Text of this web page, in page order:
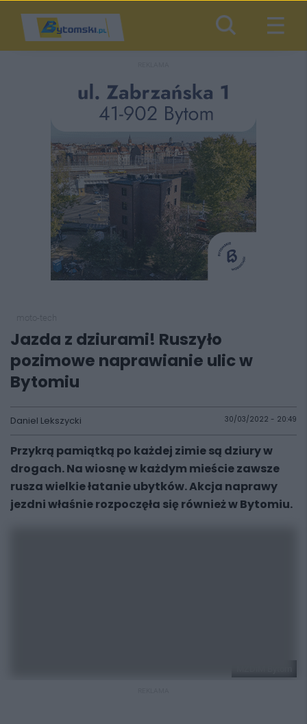
Jazda z dziurami! Ruszyło
pozimowe naprawianie ulic w
Bytomiu
Daniel Lekszycki 30/03/2022 - 20:49
Przykrą pamiątką po każdej zimie są dziury w
drogach. Na wiosnę w każdym mieście zawsze
rusza wielkie łatanie ubytków. Akcja naprawy
jezdni właśnie rozpoczęła się również w Bytomiu.